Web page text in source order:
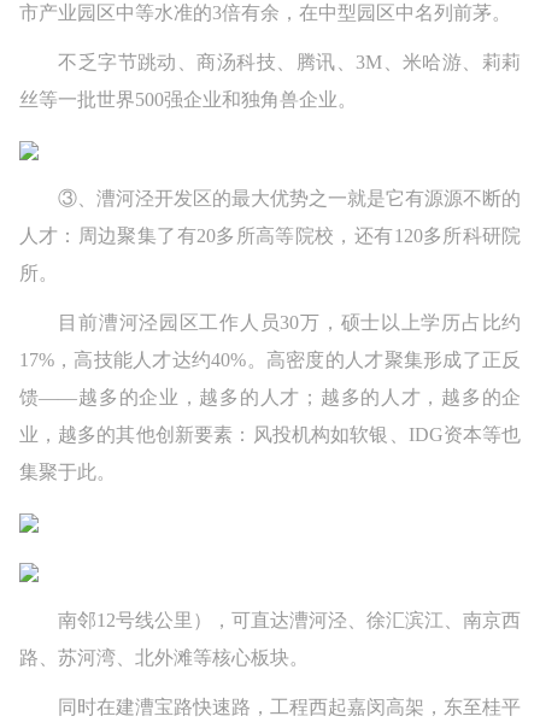
市产业园区中等水准的3倍有余，在中型园区中名列前茅。
不乏字节跳动、商汤科技、腾讯、3M、米哈游、莉莉
丝等一批世界500强企业和独角兽企业。
③、漕河泾开发区的最大优势之一就是它有源源不断的
人才：周边聚集了有20多所高等院校，还有120多所科研院
所。
目前漕河泾园区工作人员30万，硕士以上学历占比约
17%，高技能人才达约40%。高密度的人才聚集形成了正反
馈——越多的企业，越多的人才；越多的人才，越多的企
业，越多的其他创新要素：风投机构如软银、IDG资本等也
集聚于此。
南邻12号线公里），可直达漕河泾、徐汇滨江、南京西
路、苏河湾、北外滩等核心板块。
同时在建漕宝路快速路，工程西起嘉闵高架，东至桂平